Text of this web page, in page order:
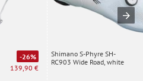
-26%
139,90 €
Shimano S-Phyre SH-
RC903 Wide Road, white